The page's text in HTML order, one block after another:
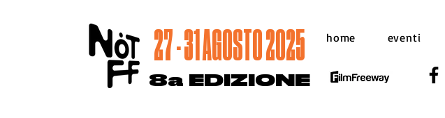
27 - 31 AGOSTO 2025
8a EDIZIONE
home eventi